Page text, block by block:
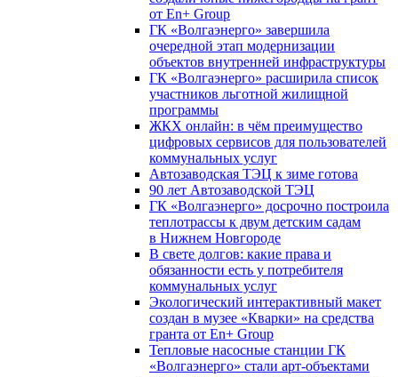
от En+ Group
ГК «Волгаэнерго» завершила
очередной этап модернизации
объектов внутренней инфраструктуры
ГК «Волгаэнерго» расширила список
участников льготной жилищной
программы
ЖКХ онлайн: в чём преимущество
цифровых сервисов для пользователей
коммунальных услуг
Автозаводская ТЭЦ к зиме готова
90 лет Автозаводской ТЭЦ
ГК «Волгаэнерго» досрочно построила
теплотрассы к двум детским садам
в Нижнем Новгороде
В свете долгов: какие права и
обязанности есть у потребителя
коммунальных услуг
Экологический интерактивный макет
создан в музее «Кварки» на средства
гранта от En+ Group
Тепловые насосные станции ГК
«Волгаэнерго» стали арт-объектами